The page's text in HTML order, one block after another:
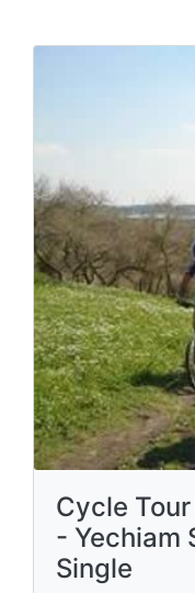
Cycle
- Yechiam
Single